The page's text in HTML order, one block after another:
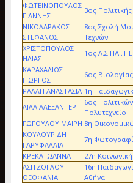
Ο χώρος μας
ΦΩΤΕΙΝΟΠΟΥΛΟΣ
ΓΙΑΝΝΗΣ
3ος
ΝΙΚΟΛΑΡΑΚΟΣ
ΣΤΕΦΑΝΟΣ
8ος Σχολή
Τεχνών
ΧΡΙΣΤΟΠΟΥΛΟΣ
ΗΛΙΑΣ
1ος Α.Σ.ΠΑΙ.Τ.Ε.
ΚΑΡΑΧΑΛΙΟΣ
ΓΙΩΡΓΟΣ
6ος
ΡΑΛΛΗ ΑΝΑΣΤΑΣΙΑ 1η
ΛΙΛΑ ΑΛΕΞΑΝΤΕΡ
6ος
Πολυτεχνείο
ΓΩΓΟΥΛΟΥ ΜΑΙΡΗ 8η
ΚΟΥΛΟΥΡΙΔΗ
ΓΑΡΥΦΑΛΛΙΑ
7η
ΚΡΕΚΑ ΙΩΑΝΝΑ
27η
ΑΣΙΤΖΟΓΛΟΥ
ΘΕΟΦΑΝΙΑ
16η
Αθήνα